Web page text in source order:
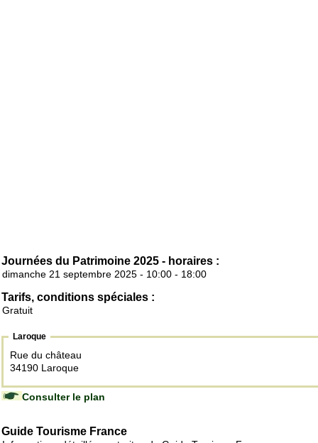
Journées du Patrimoine 2025 - horaires :
dimanche 21 septembre 2025 - 10:00 - 18:00
Tarifs, conditions spéciales :
Gratuit
Laroque
Rue du château
34190 Laroque
Consulter le plan
Guide Tourisme France